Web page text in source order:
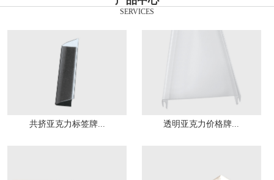
SERVICES
共挤亚克力标签牌... 透明亚克力价格牌...